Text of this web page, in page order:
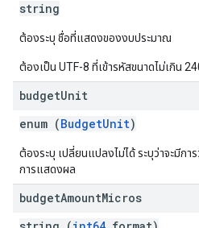
string
ต้องระบุ ชื่อที่แสดงของงบประมาณ
ต้องเป็น UTF-8 ที่เข้ารหัสขนาดไม่เกิน
budgetUnit
enum (BudgetUnit)
ต้องระบุ เปลี่ยนแปลงไม่ได้ ระบุว่าจะมีก
การแสดงผล
budgetAmountMicros